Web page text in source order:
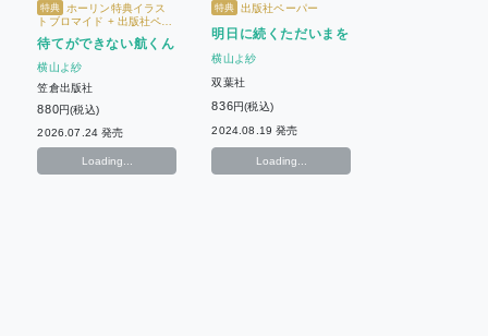
特典
ホーリン特典イラス
トブロマイド + 出版社ペー
待てができない航くん
横山よ紗
笠倉出版社
880円(税込)
2026.07.24 発売
Loading...
特典 出版社ペーパー
明日に続くただいまを
横山よ紗
双葉社
836円(税込)
2024.08.19 発売
Loading...